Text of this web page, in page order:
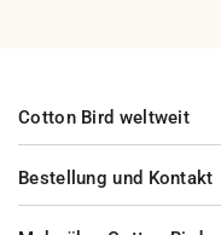
Bestellung und Kontakt
Cotton Bird weltweit